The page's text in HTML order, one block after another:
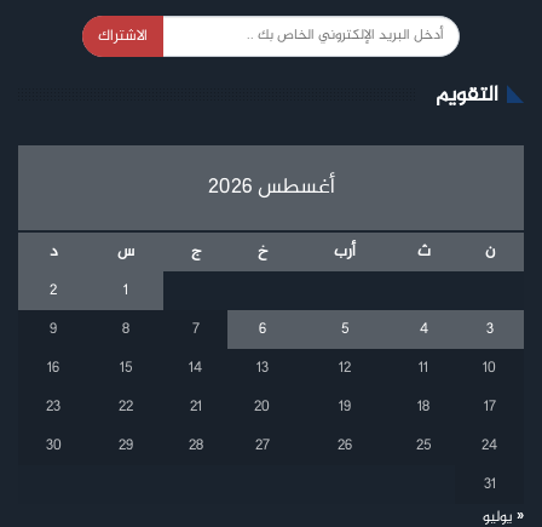
الاشتراك
التقويم
أغسطس 2026
ن ث أرب خ ج س
د
1
2
3
4
5
6
7
8
9
10
11
12
13
14
15
16
17
18
19
20
21
22
23
24
25
26
27
28
29
30
31
« يوليو